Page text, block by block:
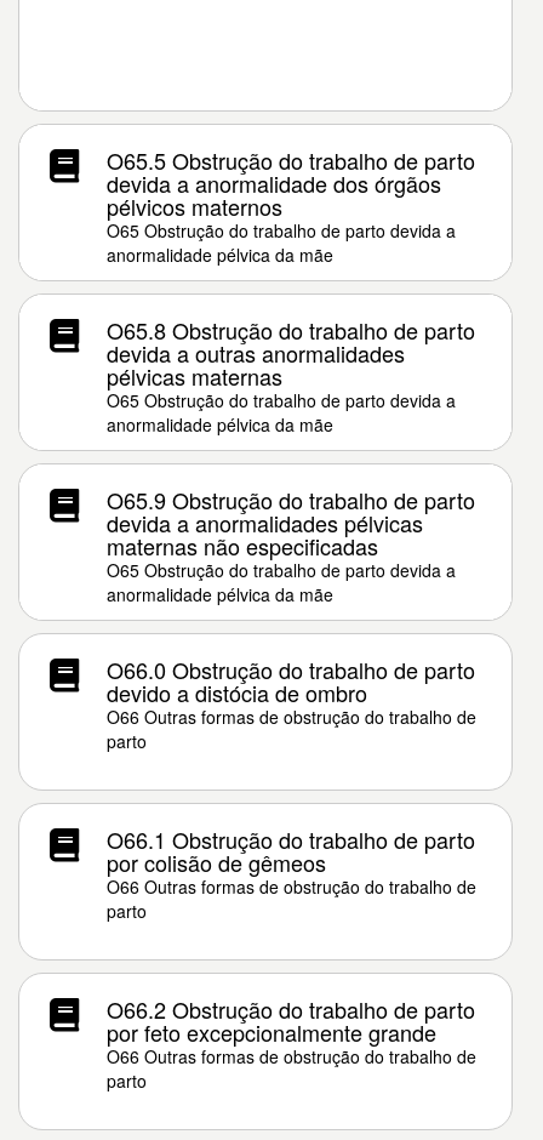
O65.5 Obstrução do trabalho de parto
devida a anormalidade dos órgãos
pélvicos maternos
O65 Obstrução do trabalho de parto devida a
anormalidade pélvica da mãe
O65.8 Obstrução do trabalho de parto
devida a outras anormalidades
pélvicas maternas
O65 Obstrução do trabalho de parto devida a
anormalidade pélvica da mãe
O65.9 Obstrução do trabalho de parto
devida a anormalidades pélvicas
maternas não especificadas
O65 Obstrução do trabalho de parto devida a
anormalidade pélvica da mãe
O66.0 Obstrução do trabalho de parto
devido a distócia de ombro
O66 Outras formas de obstrução do trabalho de
parto
O66.1 Obstrução do trabalho de parto
por colisão de gêmeos
O66 Outras formas de obstrução do trabalho de
parto
O66.2 Obstrução do trabalho de parto
por feto excepcionalmente grande
O66 Outras formas de obstrução do trabalho de
parto